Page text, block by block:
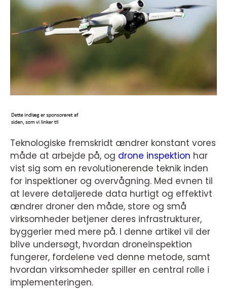
Teknologiske fremskridt ændrer konstant vores
måde at arbejde på, og drone inspektion har
vist sig som en revolutionerende teknik inden
for inspektioner og overvågning. Med evnen til
at levere detaljerede data hurtigt og effektivt
ændrer droner den måde, store og små
virksomheder betjener deres infrastrukturer,
byggerier med mere på. I denne artikel vil der
blive undersøgt, hvordan droneinspektion
fungerer, fordelene ved denne metode, samt
hvordan virksomheder spiller en central rolle i
implementeringen.